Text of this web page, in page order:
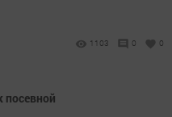
1103 0 0
посевной